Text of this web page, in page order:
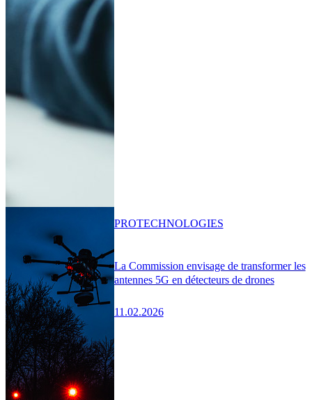
La Commission envisage de transformer les
antennes 5G en détecteurs de drones
11.02.2026
PROTECHNOLOGIES